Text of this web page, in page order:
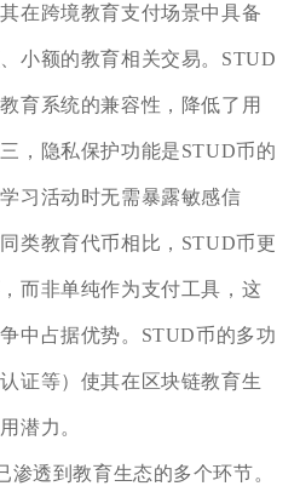
在跨境教育支付场景中具备
小额的教育相关交易。STUD
育系统的兼容性，降低了用
，隐私保护功能是STUD币的
习活动时无需暴露敏感信
类教育代币相比，STUD币更
而非单纯作为支付工具，这
中占据优势。STUD币的多功
证等）使其在区块链教育生
潜力。
渗透到教育生态的多个环节。